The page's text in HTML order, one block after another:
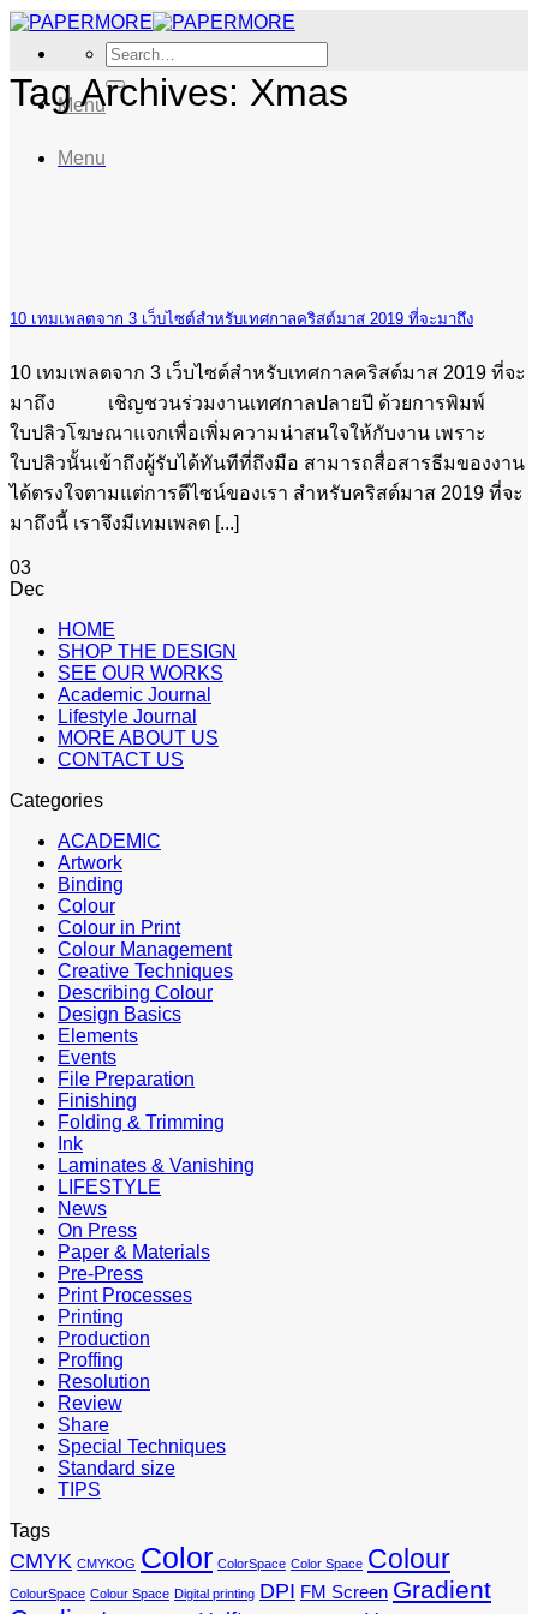
Skip
content
Search
for:
Menu
Menu
Tag Archives: Xmas
10 เทมเพลตจาก 3 เว็บไซต์สำหรับเทศกาลคริสต์มาส 2019 ที่จะมาถึง
10 เทมเพลตจาก 3 เว็บไซต์สำหรับเทศกาลคริสต์มาส 2019 ที่จะ
มาถึง เชิญชวนร่วมงานเทศกาลปลายปี ด้วยการพิมพ์
ใบปลิวโฆษณาแจกเพื่อเพิ่มความน่าสนใจให้กับงาน เพราะ
ใบปลิวนั้นเข้าถึงผู้รับได้ทันทีที่ถึงมือ สามารถสื่อสารธีมของงาน
ได้ตรงใจตามแต่การดีไซน์ของเรา สำหรับคริสต์มาส 2019 ที่จะ
มาถึงนี้ เราจึงมีเทมเพลต [...]
03
Dec
HOME
SHOP THE DESIGN
SEE OUR WORKS
Academic Journal
Lifestyle Journal
MORE ABOUT US
CONTACT US
Categories
ACADEMIC
Artwork
Binding
Colour
Colour in Print
Colour Management
Creative Techniques
Describing Colour
Design Basics
Elements
Events
File Preparation
Finishing
Folding & Trimming
Ink
Laminates & Vanishing
LIFESTYLE
News
On Press
Paper & Materials
Pre-Press
Print Processes
Printing
Production
Proffing
Resolution
Review
Share
Special Techniques
Standard size
TIPS
Tags
CMYK CMYKOG Color ColorSpace Color Space Colour
ColourSpace Colour Space Digital printing DPI FM Screen Gradient